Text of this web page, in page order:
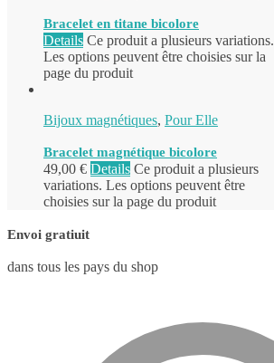
Bracelet en titane bicolore
Details Ce produit a plusieurs variations.
Les options peuvent être choisies sur la
page du produit
Bijoux magnétiques, Pour Elle
Bracelet magnétique bicolore
49,00 € Details Ce produit a plusieurs
variations. Les options peuvent être
choisies sur la page du produit
Envoi gratiuit
dans tous les pays du shop